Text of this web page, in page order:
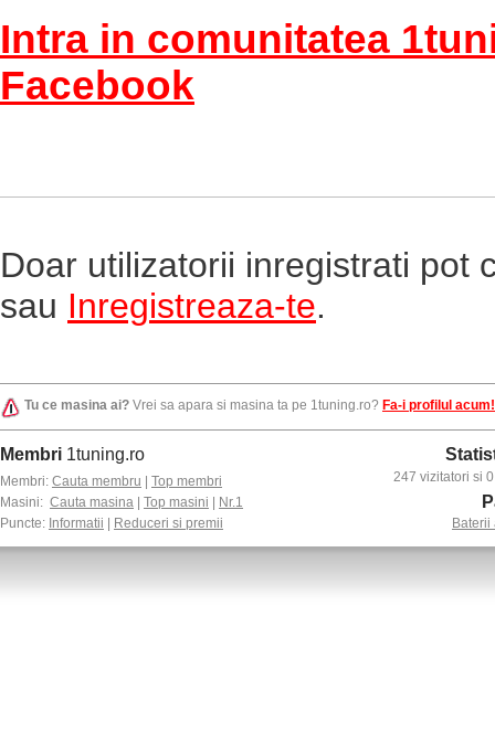
Intra in comunitatea
Facebook
Doar utilizatorii inregistrati pot
sau Inregistreaza-te.
Tu ce masina ai? Vrei sa apara si masina ta pe 1tuning.ro? Fa-i profilul acum!
Membri 1tuning.ro
Membri: Cauta membru
Top membri
Masini: Cauta masina Top masini
Nr.1
Puncte: Informatii Reduceri si premii
247 vizitatori si